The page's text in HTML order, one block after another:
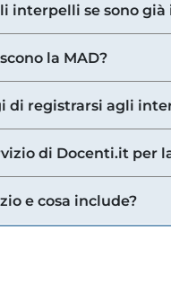
interpelli se sono già
la MAD?
di registrarsi agli
di Docenti.it per
e cosa include?